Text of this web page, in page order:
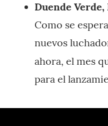
Duende
Como se
nuevos
ahora, el mes
para el